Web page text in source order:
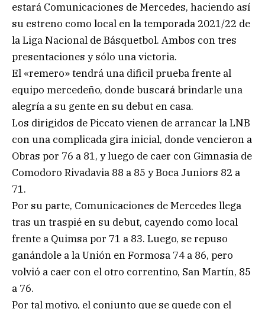
estará Comunicaciones de Mercedes, haciendo así
su estreno como local en la temporada 2021/22 de
la Liga Nacional de Básquetbol. Ambos con tres
presentaciones y sólo una victoria.
El «remero» tendrá una dificil prueba frente al
equipo mercedeño, donde buscará brindarle una
alegría a su gente en su debut en casa.
Los dirigidos de Piccato vienen de arrancar la LNB
con una complicada gira inicial, donde vencieron a
Obras por 76 a 81, y luego de caer con Gimnasia de
Comodoro Rivadavia 88 a 85 y Boca Juniors 82 a
71.
Por su parte, Comunicaciones de Mercedes llega
tras un traspié en su debut, cayendo como local
frente a Quimsa por 71 a 83. Luego, se repuso
ganándole a la Unión en Formosa 74 a 86, pero
volvió a caer con el otro correntino, San Martín, 85
a 76.
Por tal motivo, el conjunto que se quede con el